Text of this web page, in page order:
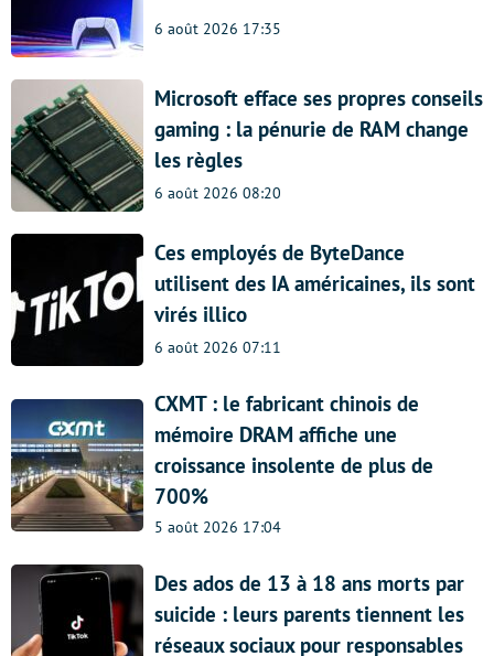
6 août 2026 17:35
Microsoft efface ses propres conseils
gaming : la pénurie de RAM change
les règles
6 août 2026 08:20
Ces employés de ByteDance
utilisent des IA américaines, ils sont
virés illico
6 août 2026 07:11
CXMT : le fabricant chinois de
mémoire DRAM affiche une
croissance insolente de plus de
700%
5 août 2026 17:04
Des ados de 13 à 18 ans morts par
suicide : leurs parents tiennent les
réseaux sociaux pour responsables